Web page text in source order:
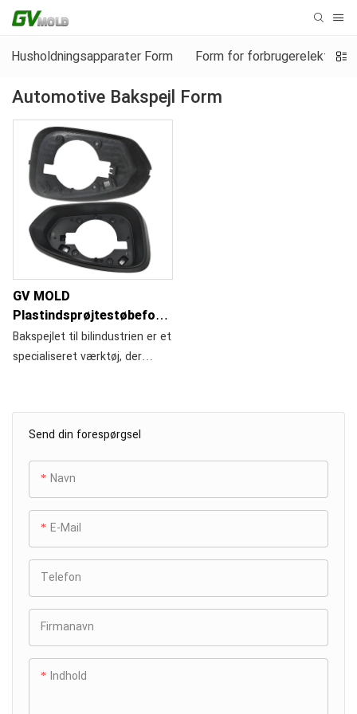
Husholdningsapparater Form Form for forbrugerelektronik
Automotive Bakspejl Form
Send din forespørgsel
Navn
E-Mail
Telefon
Firmanavn
Indhold
GV MOLD
Plastindsprøjtestøbeform
til bilbagudvendt hus
Bakspejlet til bilindustrien er et
specialiseret værktøj, der
biler, og spiller en afgørende
rolle for at sikre bakspejlets
udseende, funktionalitet og
sikkerhed. Med hensyn til
strukturelt design, da
plastdelen er symmetrisk til
venstre og højre, er
formhulrummets layout
designet som 1+1, med
formdesignet med et to-
hulrum lineært side-by-side
arrangement. Formen er
klassificeret som en
støbeform i stor skala, med